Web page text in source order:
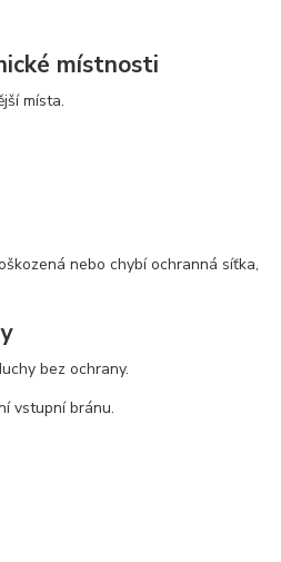
místnosti
místa.
nebo chybí ochranná síťka,
bez ochrany.
vstupní bránu.